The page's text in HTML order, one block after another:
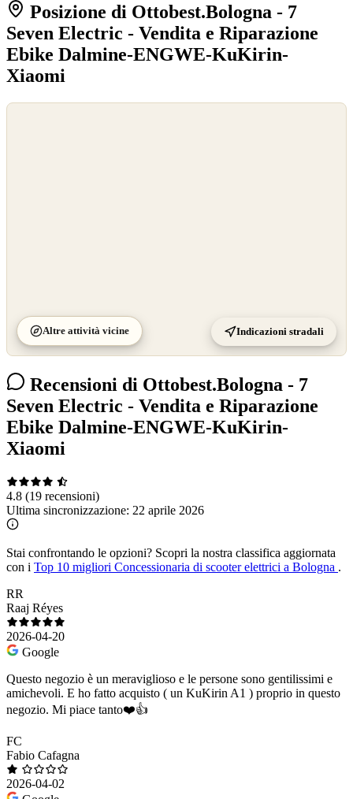
Posizione di Ottobest.Bologna - 7
Seven Electric - Vendita e Riparazione
Ebike Dalmine-ENGWE-KuKirin-
Xiaomi
Altre attività vicine Indicazioni stradali
Recensioni di Ottobest.Bologna - 7
Seven Electric - Vendita e Riparazione
Ebike Dalmine-ENGWE-KuKirin-
Xiaomi
4.8 (19 recensioni)
Ultima sincronizzazione: 22 aprile 2026
Stai confrontando le opzioni? Scopri la nostra classifica aggiornata
con i Top 10 migliori Concessionaria di scooter elettrici a Bologna .
RR
Raaj Réyes
2026-04-20
Google
Questo negozio è un meraviglioso e le persone sono gentilissimi e
amichevoli. E ho fatto acquisto ( un KuKirin A1 ) proprio in questo
negozio. Mi piace tanto❤️👍
FC
Fabio Cafagna
2026-04-02